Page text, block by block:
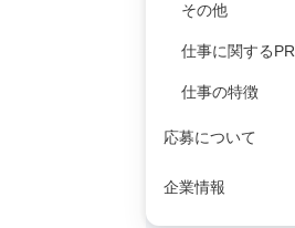
その他
仕事に関するPR
仕事の特徴
応募について
企業情報